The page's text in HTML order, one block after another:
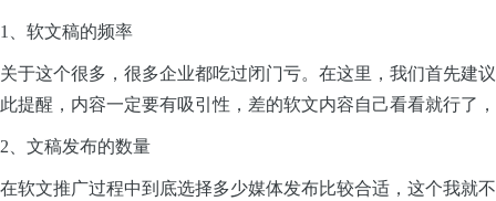
1、软文稿的频率
关于这个很多，很多企业都吃过闭门亏。在这里，我们首先建
此提醒，内容一定要有吸引性，差的软文内容自己看看就行了
2、文稿发布的数量
在软文推广过程中到底选择多少媒体发布比较合适，这个我就